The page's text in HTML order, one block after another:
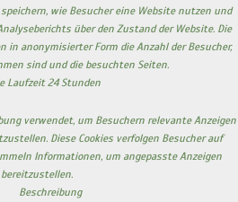
wie Besucher eine Website nutzen und
über den Zustand der Website. Die
in anonymisierter Form die Anzahl der Besucher,
sind und die besuchten Seiten.
Laufzeit 24 Stunden
verwendet, um Besuchern relevante Anzeigen
Diese Cookies verfolgen Besucher auf
Informationen, um angepasste Anzeigen
bereitzustellen.
Beschreibung